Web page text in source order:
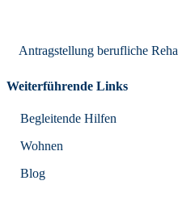
Antragstellung berufliche Reha
Weiterführende Links
Begleitende Hilfen
Wohnen
Blog